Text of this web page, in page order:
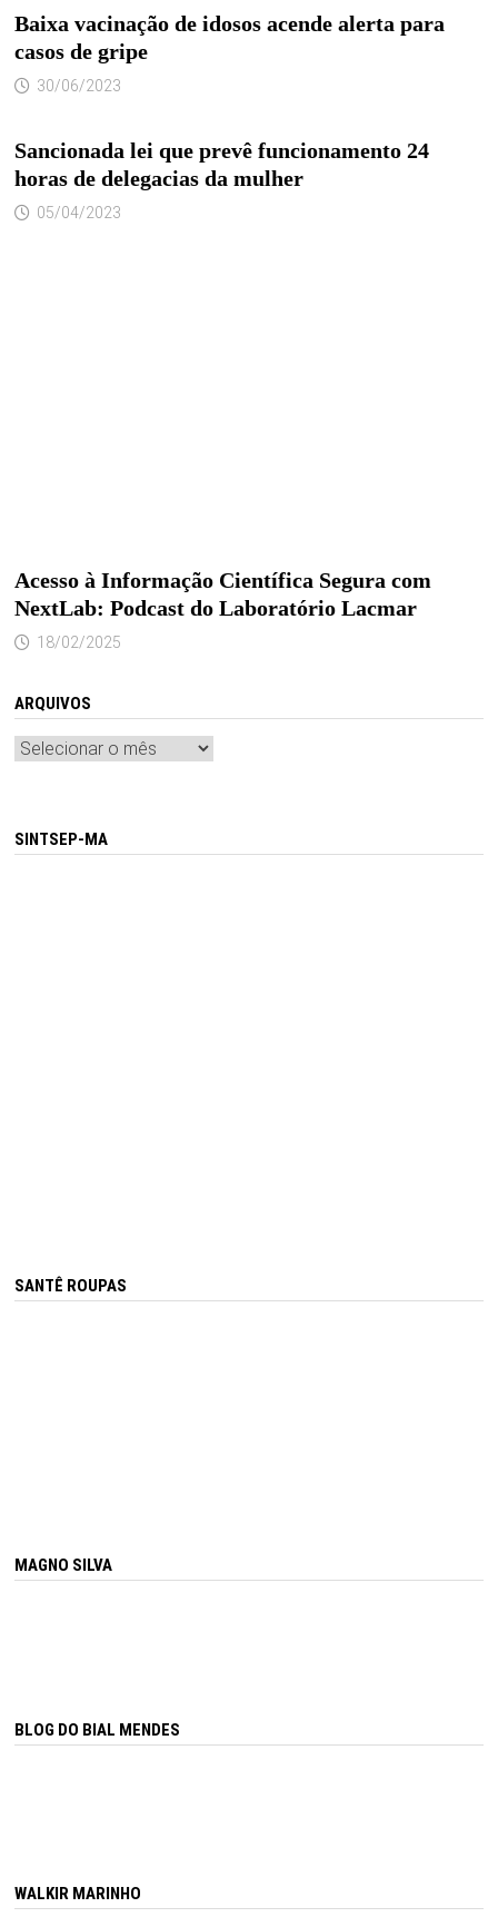
Baixa vacinação de idosos acende alerta para
casos de gripe
30/06/2023
Sancionada lei que prevê funcionamento 24
horas de delegacias da mulher
05/04/2023
Acesso à Informação Científica Segura com
NextLab: Podcast do Laboratório Lacmar
18/02/2025
ARQUIVOS
Arquivos
SINTSEP-MA
SANTÊ ROUPAS
MAGNO SILVA
BLOG DO BIAL MENDES
WALKIR MARINHO